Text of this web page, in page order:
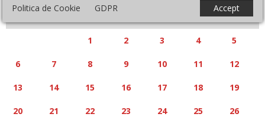
Politica de Cookie GDPR Accept
S D
1 2 3 4 5
6 7 8 9 10 11 12
13 14 15 16 17 18 19
20 21 22 23 24 25 26